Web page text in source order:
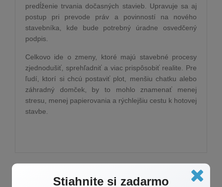
predĺženie trvania dočasných stavieb. Upravuje sa aj
postup pri prevode práv a povinností na nového
stavebníka, kde bude potrebný úradne osvedčený
podpis.
Celkovo ide o zmeny, ktoré majú stavebné procesy
zjednodušiť, sprehľadniť a viac prispôsobiť realite. Pre
ľudí, ktorí si chcú postaviť plot, menšiu chatku alebo
záhradný domček, by to mohlo znamenať menej
stresu, menej papierovania a rýchlejšiu cestu k hotovej
stavbe.
Stiahnite si zadarmo